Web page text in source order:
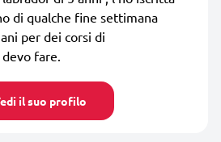
di qualche fine settimana
per dei corsi di
fare.
il suo profilo